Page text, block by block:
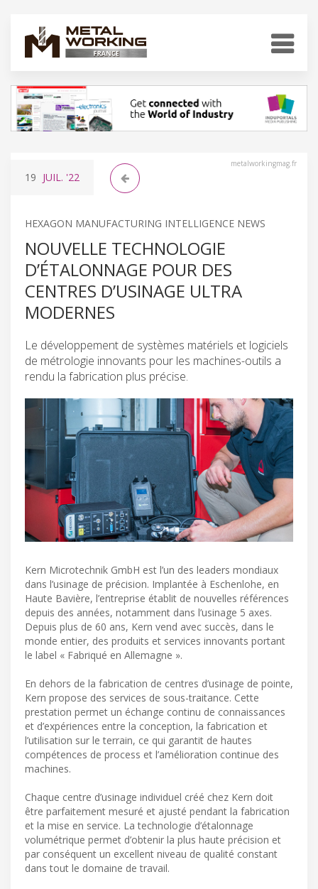
metalworkingmag.fr
19 JUIL. '22
HEXAGON MANUFACTURING INTELLIGENCE NEWS
NOUVELLE TECHNOLOGIE
D’ÉTALONNAGE POUR DES
CENTRES D’USINAGE ULTRA
MODERNES
Le développement de systèmes matériels et logiciels
de métrologie innovants pour les machines-outils a
rendu la fabrication plus précise.
Kern Microtechnik GmbH est l’un des leaders mondiaux
dans l’usinage de précision. Implantée à Eschenlohe, en
Haute Bavière, l’entreprise établit de nouvelles références
depuis des années, notamment dans l’usinage 5 axes.
Depuis plus de 60 ans, Kern vend avec succès, dans le
monde entier, des produits et services innovants portant
le label « Fabriqué en Allemagne ».
En dehors de la fabrication de centres d’usinage de pointe,
Kern propose des services de sous-traitance. Cette
prestation permet un échange continu de connaissances
et d’expériences entre la conception, la fabrication et
l’utilisation sur le terrain, ce qui garantit de hautes
compétences de process et l’amélioration continue des
machines.
Chaque centre d’usinage individuel créé chez Kern doit
être parfaitement mesuré et ajusté pendant la fabrication
et la mise en service. La technologie d’étalonnage
volumétrique permet d’obtenir la plus haute précision et
par conséquent un excellent niveau de qualité constant
dans tout le domaine de travail.